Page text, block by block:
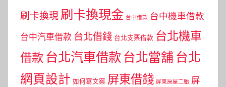
刷卡換現 刷卡換現金 台中借款 台中機車借款
台中汽車借款 台北借錢 台北支票借款 台北機車
借款 台北汽車借款 台北當舖 台北
網頁設計 如何寫文案 屏東借錢 屏東房屋二胎 屏